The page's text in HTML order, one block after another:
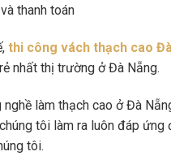
thanh toán
thi công vách thạch cao
nhất thị trường ở Đà Nẵng.
làm thạch cao ở Đà
tôi làm ra luôn đáp
tôi.